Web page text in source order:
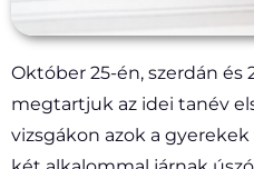
Október 25-én, szerdán és
megtartjuk az idei tanév
vizsgákon azok a